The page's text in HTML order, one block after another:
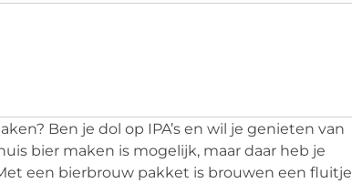
Ben je dol op IPA’s en wil je genieten van
bier maken is mogelijk, maar daar heb je
een bierbrouw pakket is brouwen een fluitje